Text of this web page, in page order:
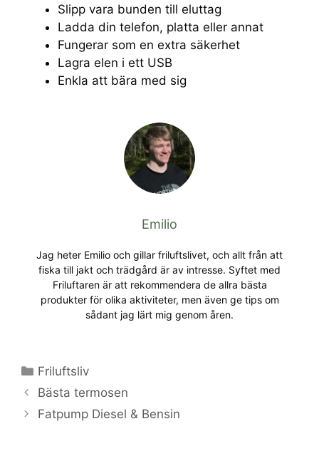
Slipp vara bunden till eluttag
Ladda din telefon, platta eller annat
Fungerar som en extra säkerhet
Lagra elen i ett USB
Enkla att bära med sig
Emilio
Jag heter Emilio och gillar friluftslivet, och allt från att
fiska till jakt och trädgård är av intresse. Syftet med
Friluftaren är att rekommendera de allra bästa
produkter för olika aktiviteter, men även ge tips om
sådant jag lärt mig genom åren.
Categories
Friluftsliv
Bästa termosen
Fatpump Diesel & Bensin